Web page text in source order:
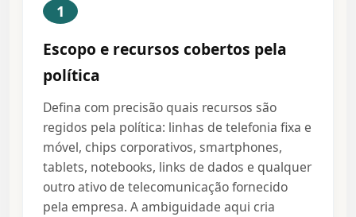
1
Escopo e recursos cobertos pela
política
Defina com precisão quais recursos são
regidos pela política: linhas de telefonia fixa e
móvel, chips corporativos, smartphones,
tablets, notebooks, links de dados e qualquer
outro ativo de telecomunicação fornecido
pela empresa. A ambiguidade aqui cria